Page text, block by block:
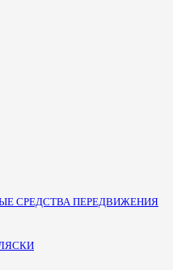
СРЕДСТВА ПЕРЕДВИЖЕНИЯ